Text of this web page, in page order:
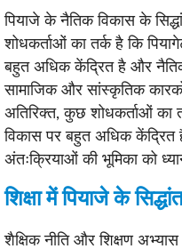
पियाजे के नैतिक विकास के
शोधकर्ताओं का तर्क है कि
बहुत अधिक केंद्रित है और
सामाजिक और सांस्कृतिक
अतिरिक्त, कुछ शोधकर्ताओं का
विकास पर बहुत अधिक केंद्रित
अंतःक्रियाओं की भूमिका को
शिक्षा में पियाजे के
शैक्षिक नीति और शिक्षण अभ्यास